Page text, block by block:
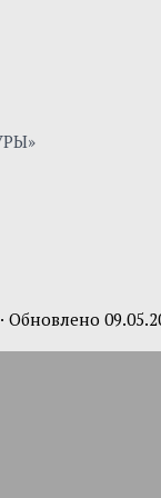
· Обновлено